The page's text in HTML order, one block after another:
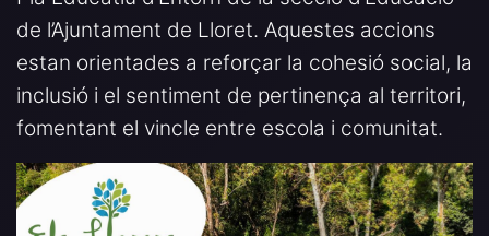
de l’Ajuntament de Lloret. Aquestes accions
estan orientades a reforçar la cohesió social, la
inclusió i el sentiment de pertinença al territori,
fomentant el vincle entre escola i comunitat.